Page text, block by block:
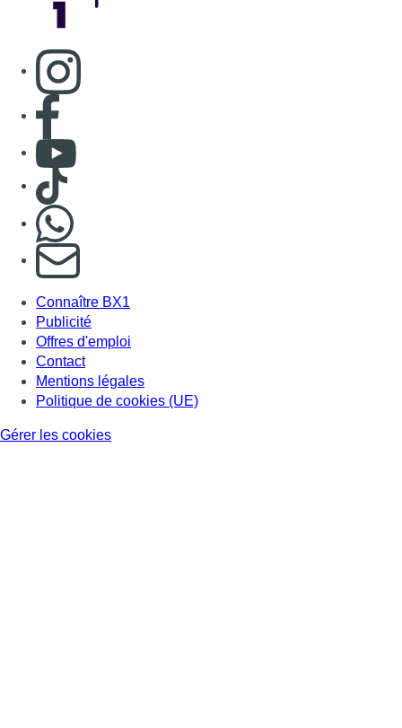
Consulter page Instagram
Consulter page Facebook
Consulter Youtube
Consulter TikTok
S'abonner à notre newsletter
Connaître BX1
Publicité
Offres d'emploi
Contact
Mentions légales
Politique de cookies (UE)
Gérer les cookies